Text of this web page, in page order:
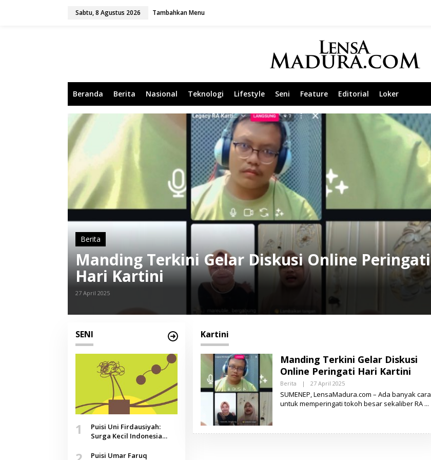
Sabtu, 8 Agustus 2026 Tambahkan Menu
Beranda Berita Nasional Teknologi Lifestyle Seni Feature Editorial Loker
Berita
Manding Terkini Gelar Diskusi Online Peringati
Hari Kartini
27 April 2025
SENI
1
Puisi Uni Firdausiyah:
Surga Kecil Indonesia
Doa yang Jauh, Narasi
Puisi Umar Faruq
Kartini
Manding Terkini Gelar Diskusi
Online Peringati Hari Kartini
Berita | 27 April 2025O
L
E
H
S
SUMENEP, LensaMadura.com – Ada banyak cara
untuk memperingati tokoh besar sekaliber RA